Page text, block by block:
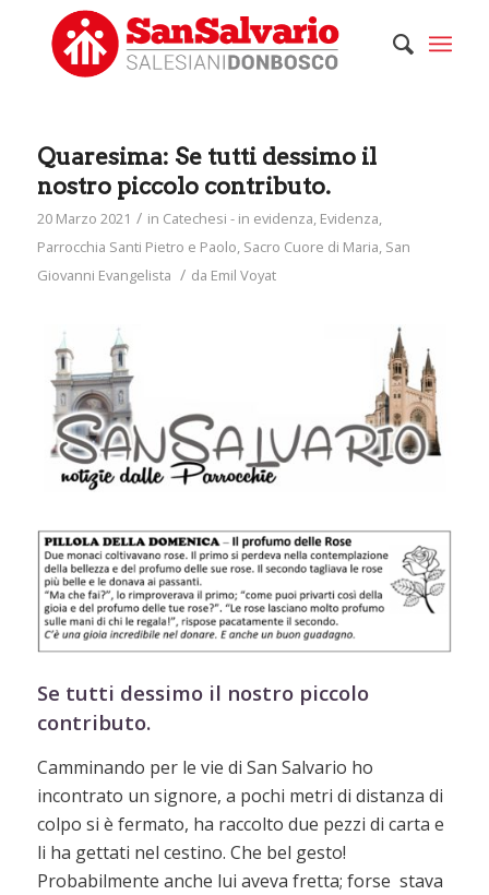
Quaresima: Se tutti dessimo il
nostro piccolo contributo.
20 Marzo 2021 / in Catechesi - in evidenza, Evidenza,
Parrocchia Santi Pietro e Paolo, Sacro Cuore di Maria, San
Giovanni Evangelista / da Emil Voyat
Se tutti dessimo il nostro piccolo
contributo.
Camminando per le vie di San Salvario ho
incontrato un signore, a pochi metri di distanza di
colpo si è fermato, ha raccolto due pezzi di carta e
li ha gettati nel cestino. Che bel gesto!
Probabilmente anche lui aveva fretta; forse stava